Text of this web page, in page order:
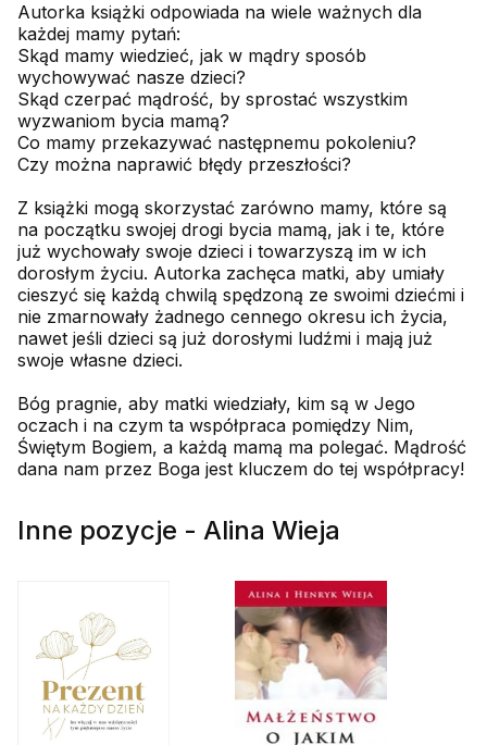
Autorka książki odpowiada na wiele ważnych dla
każdej mamy pytań:
Skąd mamy wiedzieć, jak w mądry sposób
wychowywać nasze dzieci?
Skąd czerpać mądrość, by sprostać wszystkim
wyzwaniom bycia mamą?
Co mamy przekazywać następnemu pokoleniu?
Czy można naprawić błędy przeszłości?
Z książki mogą skorzystać zarówno mamy, które są
na początku swojej drogi bycia mamą, jak i te, które
już wychowały swoje dzieci i towarzyszą im w ich
dorosłym życiu. Autorka zachęca matki, aby umiały
cieszyć się każdą chwilą spędzoną ze swoimi dziećmi i
nie zmarnowały żadnego cennego okresu ich życia,
nawet jeśli dzieci są już dorosłymi ludźmi i mają już
swoje własne dzieci.
Bóg pragnie, aby matki wiedziały, kim są w Jego
oczach i na czym ta współpraca pomiędzy Nim,
Świętym Bogiem, a każdą mamą ma polegać. Mądrość
dana nam przez Boga jest kluczem do tej współpracy!
Inne pozycje - Alina Wieja